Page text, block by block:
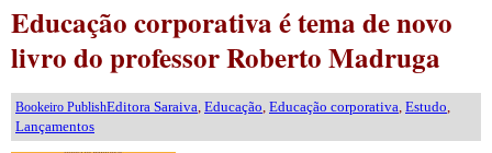
Educação corporativa é tema de novo
livro do professor Roberto Madruga
Bookeiro PublishEditora Saraiva Educação Educação corporativa Estudo
Lançamentos